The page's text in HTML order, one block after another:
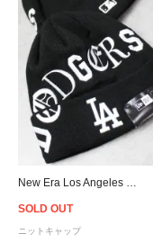
SOLD OUT
ニットキャップ